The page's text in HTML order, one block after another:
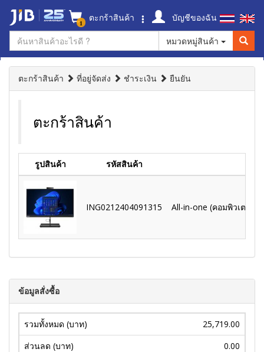
1 ตะกร้าสินค้า
บัญชีของฉัน
หมวดหมู่สินค้า
ตะกร้าสินค้า ที่อยู่จัดส่ง ชำระเงิน ยืนยัน
ตะกร้าสินค้า
รูปสินค้า รหัสสินค้า
ING0212404091315 All-in-one (คอมพิวเตอร์
ข้อมูลสั่งซื้อ
รวมทั้งหมด (บาท)
25,719.00
ส่วนลด (บาท)
0.00